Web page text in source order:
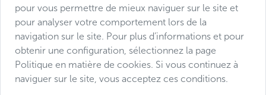
Conditions de vente
Protection des données
Déclaration d’accessibilité
Manage consent
pour vous permettre de mieux naviguer sur le site et
pour analyser votre comportement lors de la
navigation sur le site. Pour plus d’informations et pour
obtenir une configuration, sélectionnez la page
Politique en matière de cookies. Si vous continuez à
naviguer sur le site, vous acceptez ces conditions.